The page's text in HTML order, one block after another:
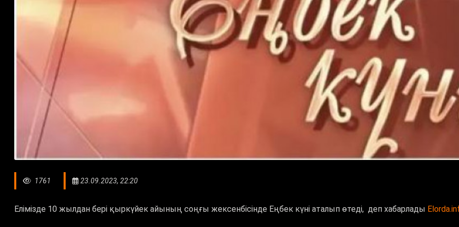
1761 23.09.2023, 22:20
Елімізде 10 жылдан бері қыркүйек айының соңғы жексенбісінде Еңбек күні аталып өтеді, деп хабарлады